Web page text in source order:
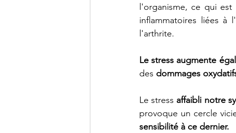
l'organisme, ce qui
inflammatoires liées à
l'arthrite.
Le stress augmente
des dommages
Le stress affaibli notre
provoque un cercle
sensibilité à ce dernier.